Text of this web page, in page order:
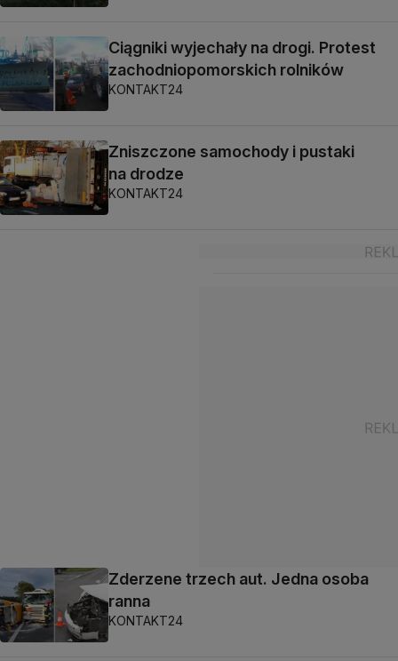
Ciągniki wyjechały na drogi. Protest
zachodniopomorskich rolników
KONTAKT24
Zniszczone samochody i pustaki
na drodze
KONTAKT24
Zderzene trzech aut. Jedna osoba
ranna
KONTAKT24